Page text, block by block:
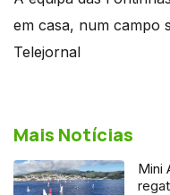
em casa, num campo
Telejornal
Mais Notícias
Mini